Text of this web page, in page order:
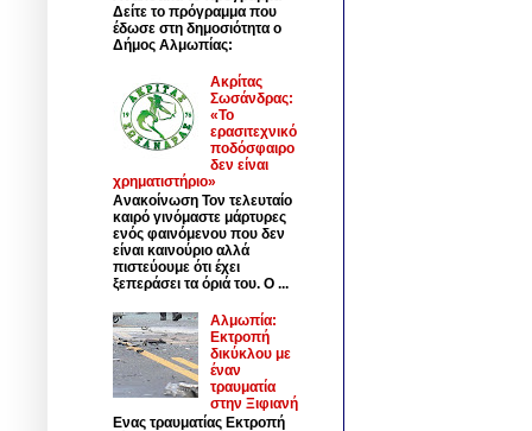
Δείτε το πρόγραμμα που
έδωσε στη δημοσιότητα ο
Δήμος Αλμωπίας:
Ακρίτας
Σωσάνδρας:
«Το
ερασιτεχνικό
ποδόσφαιρο
δεν είναι
χρηματιστήριο»
Ανακοίνωση Τον τελευταίο
καιρό γινόμαστε μάρτυρες
ενός φαινόμενου που δεν
είναι καινούριο αλλά
πιστεύουμε ότι έχει
ξεπεράσει τα όριά του. Ο ...
Αλμωπία:
Εκτροπή
δικύκλου με
έναν
τραυματία
στην Ξιφιανή
Ενας τραυματίας Εκτροπή